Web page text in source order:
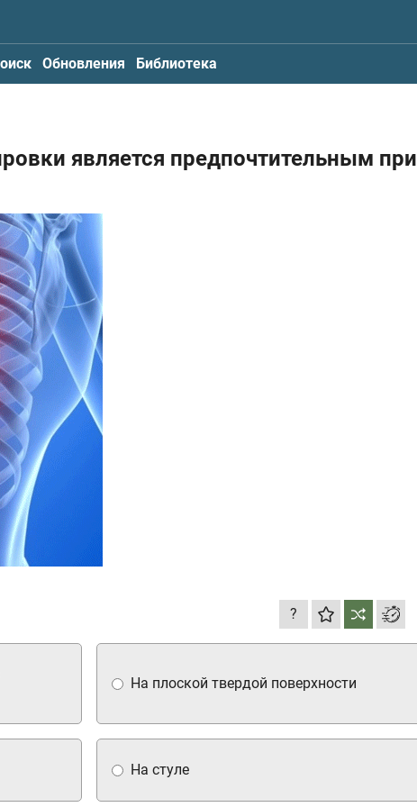
Обновления Библиотека
является предпочтительным при
?
На стуле
На плоской твердой поверхности